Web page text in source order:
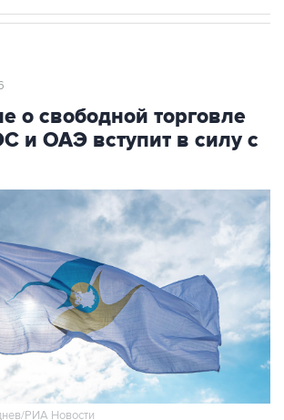
о свободной торговле
и ОАЭ вступит в силу с
РИА Новости